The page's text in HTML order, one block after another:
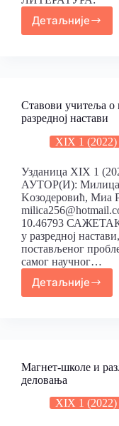
Детаљније
Ставови учитеља о
разредној настави
XIX 1 (2022)
Узданица XIX 1
АУТОР(И): Милица
Kозодеровић,
10.46793
у разредној
постављеног
самог научног…
Детаљније
Магнет-школе и
деловања
XIX 1 (2022)